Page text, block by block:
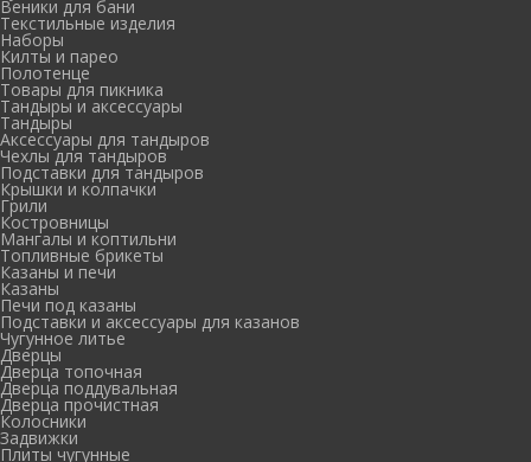
Веники для бани
Текстильные изделия
Наборы
Килты и парео
Полотенце
Товары для пикника
Тандыры и аксессуары
Тандыры
Аксессуары для тандыров
Чехлы для тандыров
Подставки для тандыров
Крышки и колпачки
Грили
Костровницы
Мангалы и коптильни
Топливные брикеты
Казаны и печи
Казаны
Печи под казаны
Подставки и аксессуары для казанов
Чугунное литье
Дверцы
Дверца топочная
Дверца поддувальная
Дверца прочистная
Колосники
Задвижки
Плиты чугунные